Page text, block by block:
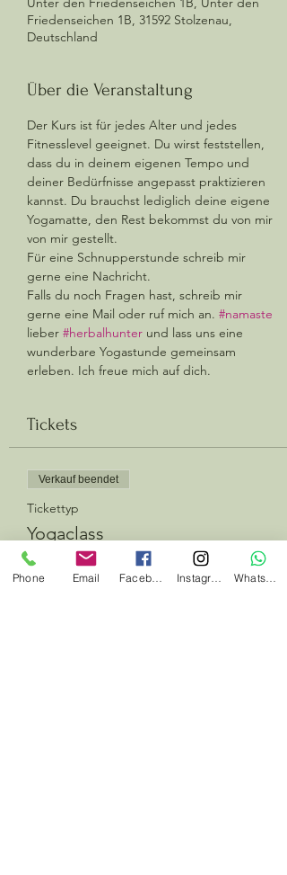
Friedenseichen 1B, 31592 Stolzenau,
Deutschland
Über die Veranstaltung
Der Kurs ist für jedes Alter und jedes
Fitnesslevel geeignet. Du wirst feststellen,
dass du in deinem eigenen Tempo und
deiner Bedürfnisse angepasst praktizieren
kannst. Du brauchst lediglich deine eigene
Yogamatte, den Rest bekommst du von mir
von mir gestellt.
Für eine Schnupperstunde schreib mir
gerne eine Nachricht.
Falls du noch Fragen hast, schreib mir
gerne eine Mail oder ruf mich an. #namaste
lieber #herbalhunter und lass uns eine
wunderbare Yogastunde gemeinsam
erleben. Ich freue mich auf dich.
Tickets
Verkauf beendet
Tickettyp
Yogaclass
Preis
Phone Email